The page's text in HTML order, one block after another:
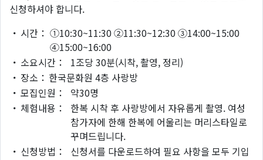
신청하셔야 합니다.
・ 시간： ①10:30~11:30 ②11:30~12:30 ③14:00~15:00
④15:00~16:00
・ 소요시간：
1조당 30분(시착, 촬영, 정리)
・ 장소： 한국문화원 4층 사랑방
・ 모집인원：
약30명
・ 체험내용：
한복 시착 후 사랑방에서 자유롭게 촬영. 여성
참가자에 한해 한복에 어울리는 머리스타일로
꾸며드립니다.
・ 신청방법：
신청서를 다운로드하여 필요 사항을 모두 기입